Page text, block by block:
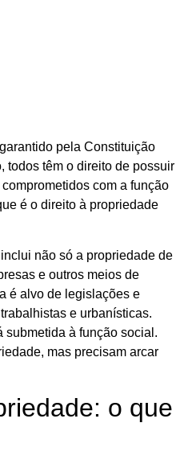
pela Constituição
todos têm o direito de possuir
com a função
é o direito à propriedade
não só a propriedade de
e outros meios de
é alvo de legislações e
e urbanísticas.
submetida à função social.
mas precisam arcar
o que